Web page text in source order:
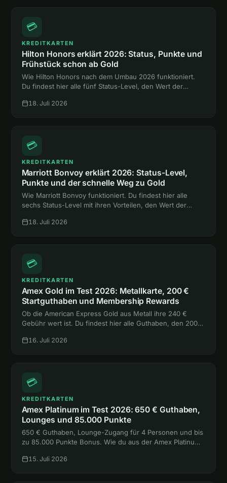
💳
KREDITKARTEN
Hilton Honors erklärt 2026: Status, Punkte und
Frühstück schon ab Gold
Wie Hilton Honors nach dem Umbau 2026 funktioniert.
Du findest hier alle fünf Status-Level, den Wert der
ganz ohne Hotelnacht.
18. Juli 2026
💳
KREDITKARTEN
Marriott Bonvoy erklärt 2026: Status-Level,
Punkte und der schnelle Weg zu Gold
Wie Marriott Bonvoy funktioniert. Du findest hier alle
sechs Status-Level mit ihren Vorteilen, den Wert der
eine einzige Hotelnacht.
18. Juli 2026
💳
KREDITKARTEN
Amex Gold im Test 2026: Metallkarte, 200 €
Startguthaben und Membership Rewards
Ob die American Express Gold aus Metall ihre 240 €
Gebühr wert ist. Du findest hier alle Guthaben, den 200-
Platinum und Payback Amex.
16. Juli 2026
💳
KREDITKARTEN
Amex Platinum im Test 2026: 650 € Guthaben,
Lounges und 85.000 Punkte
650 € Guthaben, Lounge-Zugang für 4 Personen und bis
zu 85.000 Punkte Bonus. Wie du aus der Amex Platinum
15. Juli 2026